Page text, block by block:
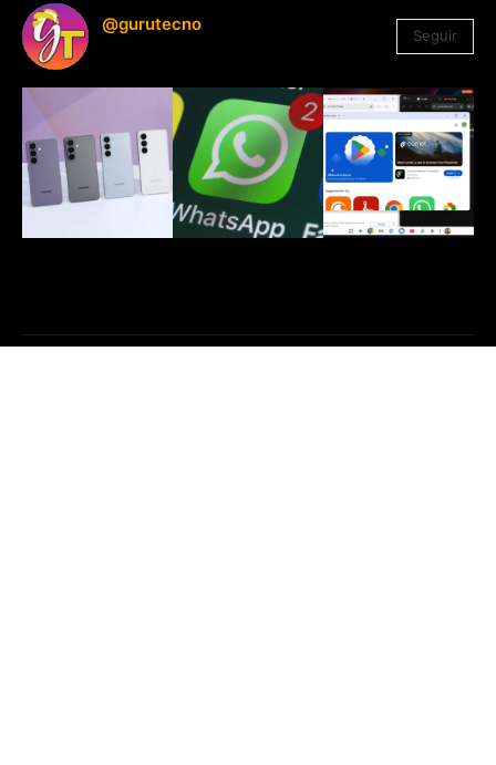
@gurutecno
Seguir